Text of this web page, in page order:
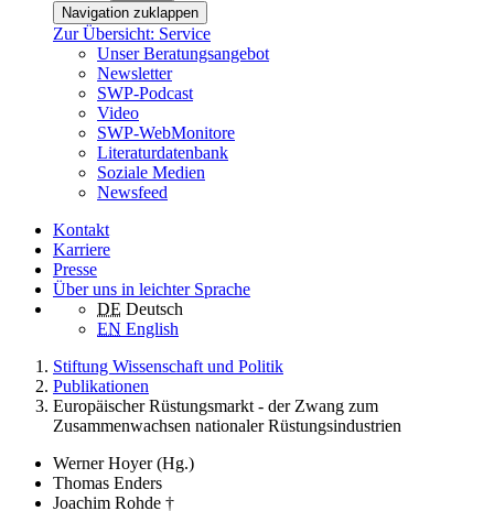
Navigation zuklappen
Zur Übersicht: Service
Unser Beratungsangebot
Newsletter
SWP-Podcast
Video
SWP-WebMonitore
Literaturdatenbank
Soziale Medien
Newsfeed
Kontakt
Karriere
Presse
Über uns in leichter Sprache
DE Deutsch
EN English
Stiftung Wissenschaft und Politik
Publikationen
Europäischer Rüstungsmarkt - der Zwang zum
Zusammenwachsen nationaler Rüstungsindustrien
Werner Hoyer (Hg.)
Thomas Enders
Joachim Rohde †